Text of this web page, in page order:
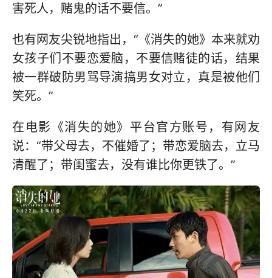
害死人，赌鬼的话不要信。”
也有网友尖锐地指出，“《消失的她》本来就劝
女孩子们不要恋爱脑，不要信赌徒的话，结果
被一群破防男骂导演搞男女对立，真是被他们
笑死。”
在电影《消失的她》平台官方账号，有网友
说：“带父母去，不催婚了；带恋爱脑去，立马
清醒了；带闺蜜去，没有谁比你更铁了。”